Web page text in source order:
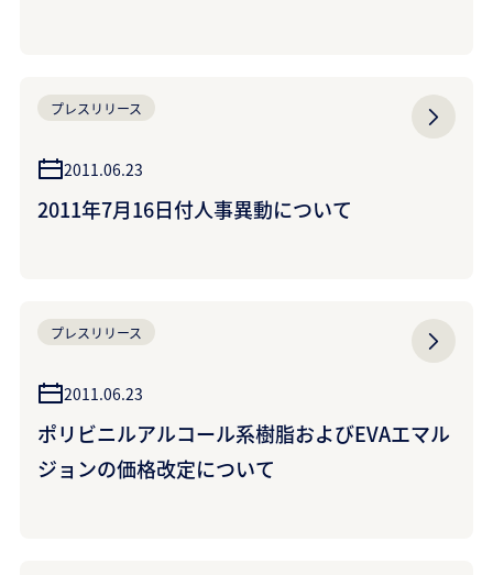
プレスリリース
2011.06.23
2011年7月16日付人事異動について
プレスリリース
2011.06.23
ポリビニルアルコール系樹脂およびEVAエマル
ジョンの価格改定について